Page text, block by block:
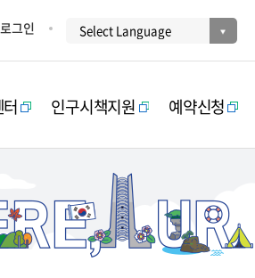
로그인
인구시책지원 예약신청